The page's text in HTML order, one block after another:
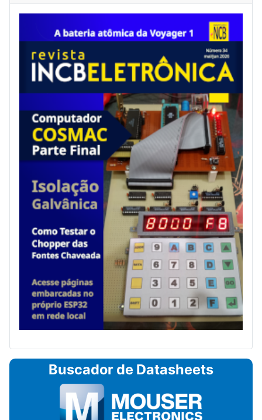
Buscador de Datasheets